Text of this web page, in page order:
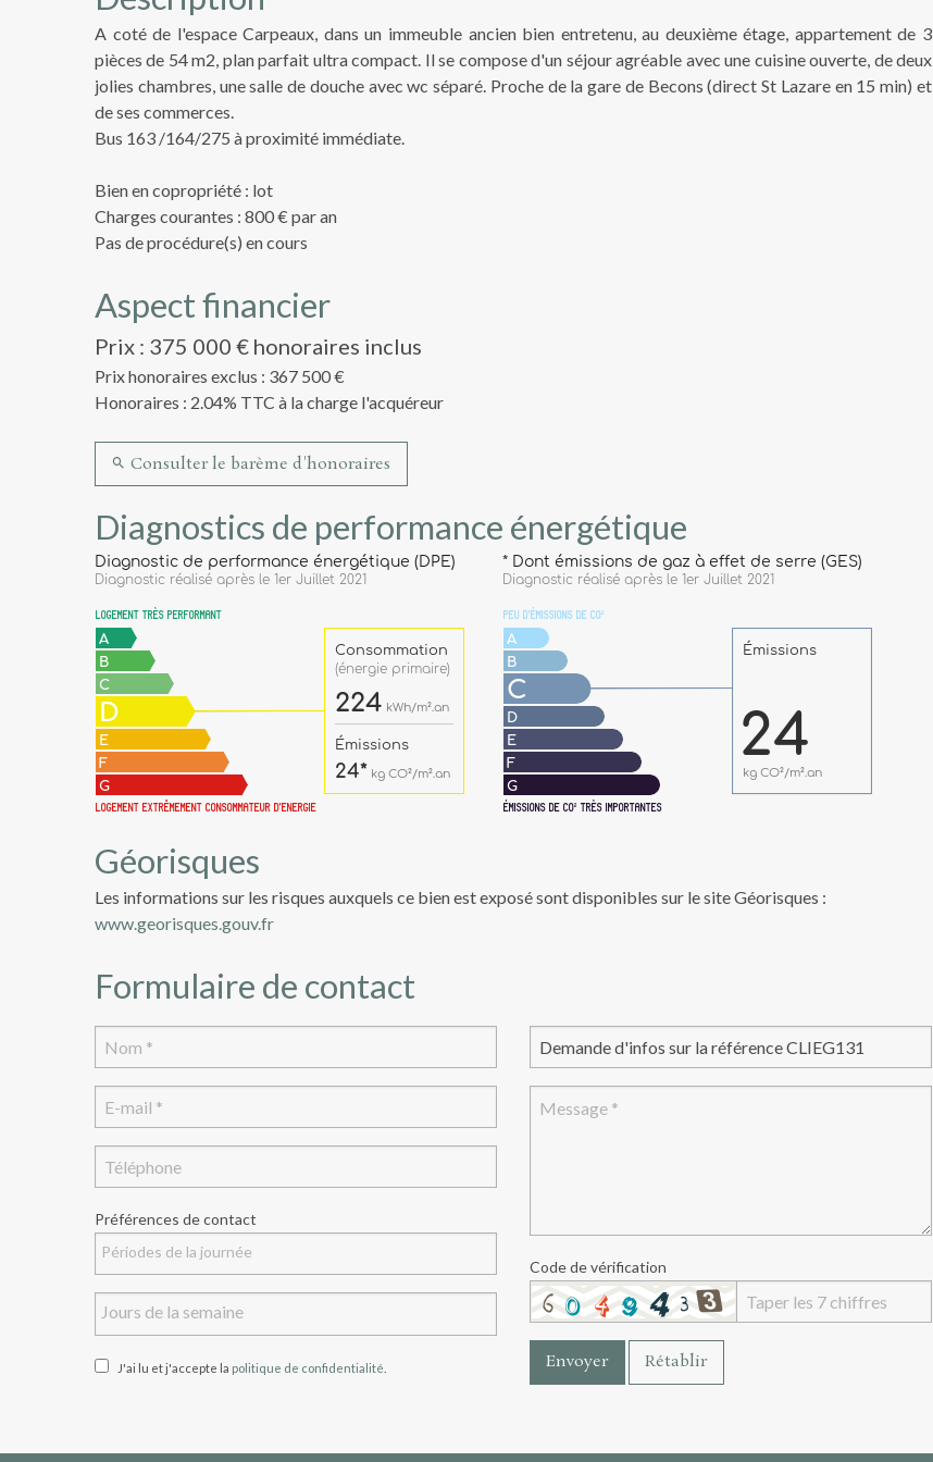
A coté de l'espace Carpeaux, dans un immeuble ancien bien entretenu, au deuxième étage, appartement de 3
pièces de 54 m2, plan parfait ultra compact. Il se compose d'un séjour agréable avec une cuisine ouverte, de deux
jolies chambres, une salle de douche avec wc séparé. Proche de la gare de Becons (direct St Lazare en 15 min) et
de ses commerces.
Bus 163 /164/275 à proximité immédiate.
Bien en copropriété : lot
Charges courantes : 800 € par an
Pas de procédure(s) en cours
Aspect financier
Prix : 375 000 € honoraires inclus
Prix honoraires exclus : 367 500 €
Honoraires : 2.04% TTC à la charge l'acquéreur
Consulter le barème d'honoraires
Diagnostics de performance énergétique
Géorisques
Les informations sur les risques auxquels ce bien est exposé sont disponibles sur le site Géorisques :
www.georisques.gouv.fr
Formulaire de contact
Préférences de contact
J'ai lu et j'accepte la politique de confidentialité
Code de vérification
Envoyer Rétablir